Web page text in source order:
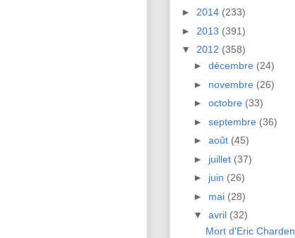
► 2014 (233)
► 2013 (391)
▼ 2012 (358)
► décembre (24)
► novembre (26)
► octobre (33)
► septembre (36)
► août (45)
► juillet (37)
► juin (26)
► mai (28)
▼ avril (32)
Mort d'Eric Charden